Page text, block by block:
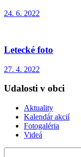
24. 6. 2022
Letecké foto
27. 4. 2022
Udalosti v obci
Aktuality
Kalendár akcií
Fotogaléria
Videá